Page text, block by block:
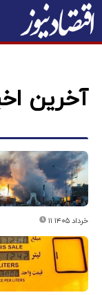
آخرین
۱۱ خرداد ۱۴۰۵